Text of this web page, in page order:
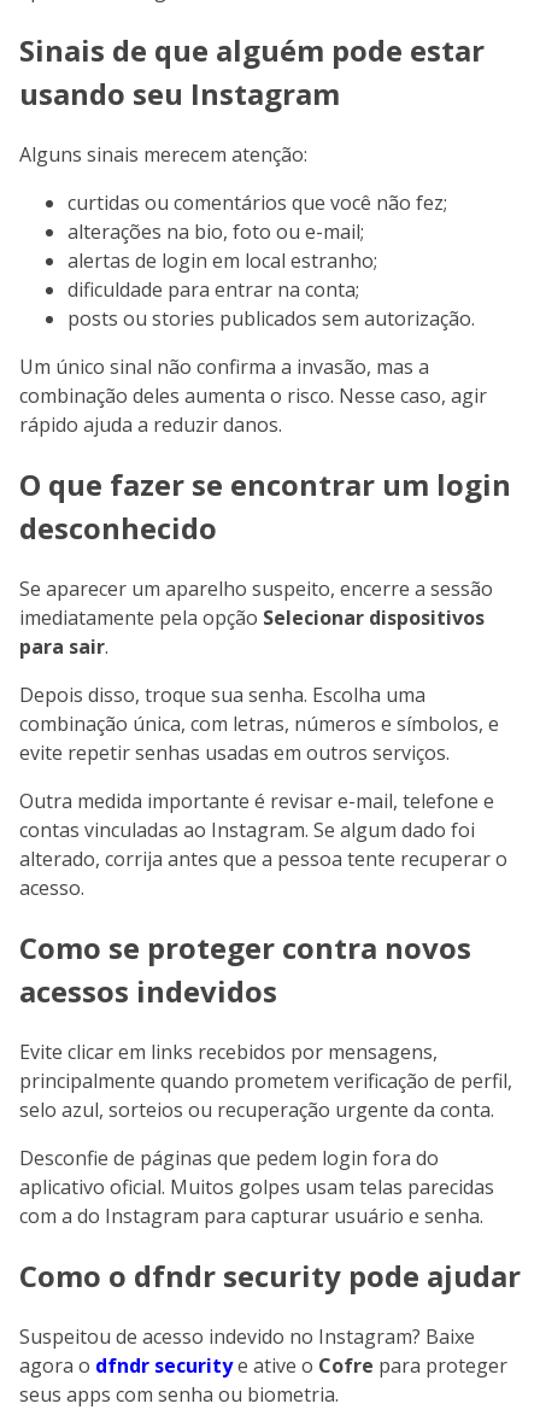
Sinais de que alguém pode estar
usando seu Instagram
Alguns sinais merecem atenção:
curtidas ou comentários que você não fez;
alterações na bio, foto ou e-mail;
alertas de login em local estranho;
dificuldade para entrar na conta;
posts ou stories publicados sem autorização.
Um único sinal não confirma a invasão, mas a
combinação deles aumenta o risco. Nesse caso, agir
rápido ajuda a reduzir danos.
O que fazer se encontrar um login
desconhecido
Se aparecer um aparelho suspeito, encerre a sessão
imediatamente pela opção Selecionar dispositivos
para sair.
Depois disso, troque sua senha. Escolha uma
combinação única, com letras, números e símbolos, e
evite repetir senhas usadas em outros serviços.
Outra medida importante é revisar e-mail, telefone e
contas vinculadas ao Instagram. Se algum dado foi
alterado, corrija antes que a pessoa tente recuperar o
acesso.
Como se proteger contra novos
acessos indevidos
Evite clicar em links recebidos por mensagens,
principalmente quando prometem verificação de perfil,
selo azul, sorteios ou recuperação urgente da conta.
Desconfie de páginas que pedem login fora do
aplicativo oficial. Muitos golpes usam telas parecidas
com a do Instagram para capturar usuário e senha.
Como o dfndr security pode ajudar
Suspeitou de acesso indevido no Instagram? Baixe
agora o dfndr securitye ative o Cofre para proteger
seus apps com senha ou biometria.